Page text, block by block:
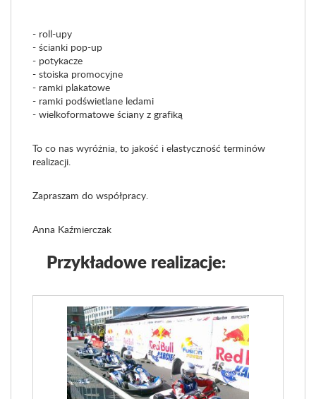
- roll-upy
- ścianki pop-up
- potykacze
- stoiska promocyjne
- ramki plakatowe
- ramki podświetlane ledami
- wielkoformatowe ściany z grafiką
To co nas wyróżnia, to jakość i elastyczność terminów
realizacji.
Zapraszam do współpracy.
Anna Kaźmierczak
Przykładowe realizacje: